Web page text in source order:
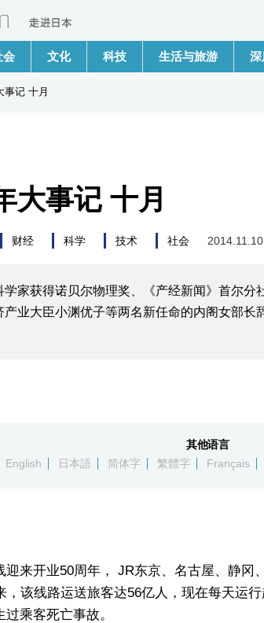
会 文化 科技 生活与旅游 深
事记 十月
大事记 十月
财经 科学 技术 社会 2014.11.10
学家获得诺贝尔物理奖、《产经新闻》首尔分
产业大臣小渊优子等两名新任命的内阁女部
其他语言
English
日本語 简体字 繁體字 Français
迎来开业50周年， JR东京、名古屋、静冈
，该线路运送旅客达56亿人，现在每天运
乘客死亡事故。